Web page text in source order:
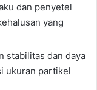
dan penyetel
yang
stabilitas dan daya
ukuran partikel